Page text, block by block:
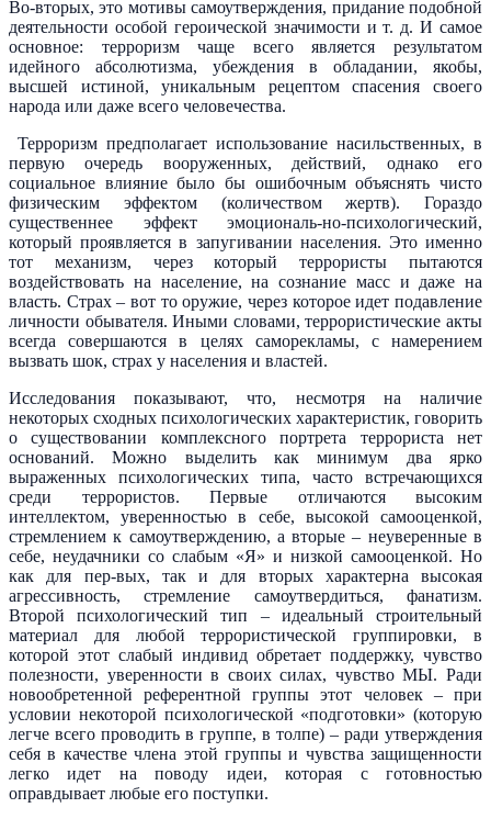
Во-вторых, это мотивы самоутверждения, придание подобной
деятельности особой героической значимости и т. д. И самое
основное: терроризм чаще всего является результатом
идейного абсолютизма, убеждения в обладании, якобы,
высшей истиной, уникальным рецептом спасения своего
народа или даже всего человечества.
Терроризм предполагает использование насильственных, в
первую очередь вооруженных, действий, однако его
социальное влияние было бы ошибочным объяснять чисто
физическим эффектом (количеством жертв). Гораздо
существеннее эффект эмоциональ-но-психологический,
который проявляется в запугивании населения. Это именно
тот механизм, через который террористы пытаются
воздействовать на население, на сознание масс и даже на
власть. Страх – вот то оружие, через которое идет подавление
личности обывателя. Иными словами, террористические акты
всегда совершаются в целях саморекламы, с намерением
вызвать шок, страх у населения и властей.
Исследования показывают, что, несмотря на наличие
некоторых сходных психологических характеристик, говорить
о существовании комплексного портрета террориста нет
оснований. Можно выделить как минимум два ярко
выраженных психологических типа, часто встречающихся
среди террористов. Первые отличаются высоким
интеллектом, уверенностью в себе, высокой самооценкой,
стремлением к самоутверждению, а вторые – неуверенные в
себе, неудачники со слабым «Я» и низкой самооценкой. Но
как для пер-вых, так и для вторых характерна высокая
агрессивность, стремление самоутвердиться, фанатизм.
Второй психологический тип – идеальный строительный
материал для любой террористической группировки, в
которой этот слабый индивид обретает поддержку, чувство
полезности, уверенности в своих силах, чувство МЫ. Ради
новообретенной референтной группы этот человек – при
условии некоторой психологической «подготовки» (которую
легче всего проводить в группе, в толпе) – ради утверждения
себя в качестве члена этой группы и чувства защищенности
легко идет на поводу идеи, которая с готовностью
оправдывает любые его поступки.